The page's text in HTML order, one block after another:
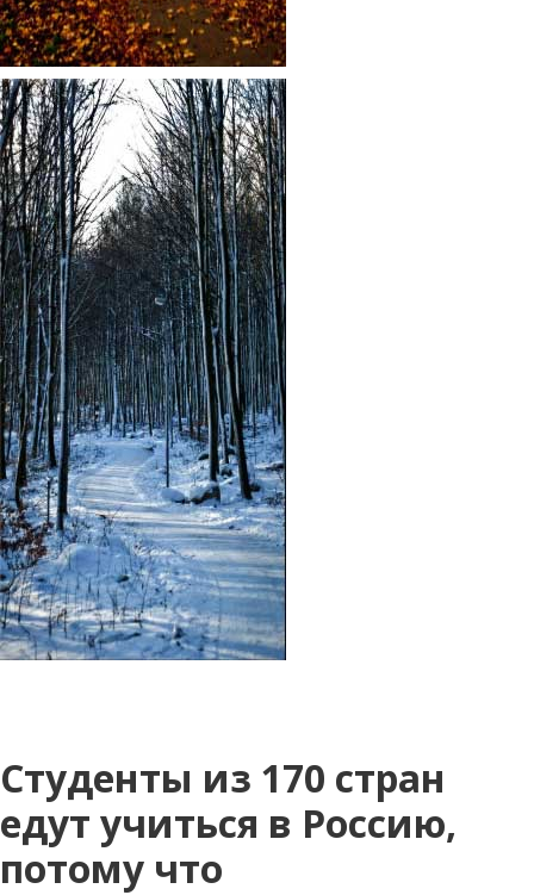
Студенты из 170 стран
едут учиться в Россию,
потому что